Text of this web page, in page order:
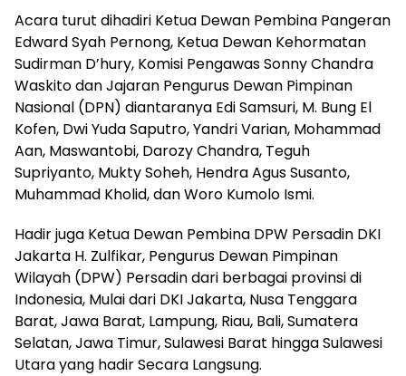
Acara turut dihadiri Ketua Dewan Pembina Pangeran
Edward Syah Pernong, Ketua Dewan Kehormatan
Sudirman D’hury, Komisi Pengawas Sonny Chandra
Waskito dan Jajaran Pengurus Dewan Pimpinan
Nasional (DPN) diantaranya Edi Samsuri, M. Bung El
Kofen, Dwi Yuda Saputro, Yandri Varian, Mohammad
Aan, Maswantobi, Darozy Chandra, Teguh
Supriyanto, Mukty Soheh, Hendra Agus Susanto,
Muhammad Kholid, dan Woro Kumolo Ismi.
Hadir juga Ketua Dewan Pembina DPW Persadin DKI
Jakarta H. Zulfikar, Pengurus Dewan Pimpinan
Wilayah (DPW) Persadin dari berbagai provinsi di
Indonesia, Mulai dari DKI Jakarta, Nusa Tenggara
Barat, Jawa Barat, Lampung, Riau, Bali, Sumatera
Selatan, Jawa Timur, Sulawesi Barat hingga Sulawesi
Utara yang hadir Secara Langsung.